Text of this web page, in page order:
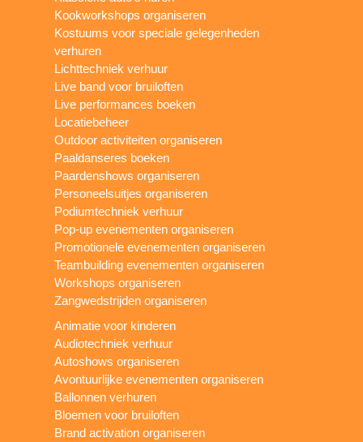
Kookworkshops organiseren
Kostuums voor speciale gelegenheden
verhuren
Lichttechniek verhuur
Live band voor bruiloften
Live performances boeken
Locatiebeheer
Outdoor activiteiten organiseren
Paaldanseres boeken
Paardenshows organiseren
Personeelsuitjes organiseren
Podiumtechniek verhuur
Pop-up evenementen organiseren
Promotionele evenementen organiseren
Teambuilding evenementen organiseren
Workshops organiseren
Zangwedstrijden organiseren
Animatie voor kinderen
Audiotechniek verhuur
Autoshows organiseren
Avontuurlijke evenementen organiseren
Ballonnen verhuren
Bloemen voor bruiloften
Brand activation organiseren